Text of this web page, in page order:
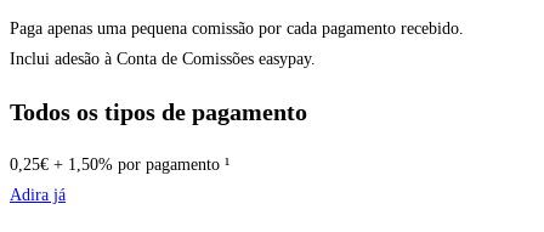
Paga apenas uma pequena comissão por cada pagamento recebido.
Inclui adesão à Conta de Comissões easypay.
Todos os tipos de pagamento
0,25€ + 1,50% por pagamento ¹
Adira já